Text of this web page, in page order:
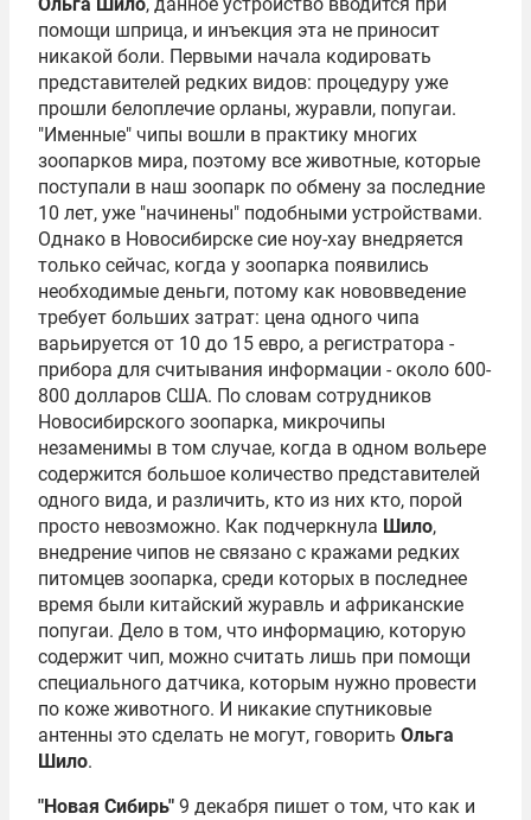
помощи шприца, и инъекция эта не приносит
никакой боли. Первыми начала кодировать
представителей редких видов: процедуру уже
прошли белоплечие орланы, журавли, попугаи.
"Именные" чипы вошли в практику многих
зоопарков мира, поэтому все животные, которые
поступали в наш зоопарк по обмену за последние
10 лет, уже "начинены" подобными устройствами.
Однако в Новосибирске сие ноу-хау внедряется
только сейчас, когда у зоопарка появились
необходимые деньги, потому как нововведение
требует больших затрат: цена одного чипа
варьируется от 10 до 15 евро, а регистратора -
прибора для считывания информации - около 600-
800 долларов США. По словам сотрудников
Новосибирского зоопарка, микрочипы
незаменимы в том случае, когда в одном вольере
содержится большое количество представителей
одного вида, и различить, кто из них кто, порой
просто невозможно. Как подчеркнула Шило,
внедрение чипов не связано с кражами редких
питомцев зоопарка, среди которых в последнее
время были китайский журавль и африканские
попугаи. Дело в том, что информацию, которую
содержит чип, можно считать лишь при помощи
специального датчика, которым нужно провести
по коже животного. И никакие спутниковые
антенны это сделать не могут, говорить Ольга
Шило.
"Новая Сибирь" 9 декабря пишет о том, что как и